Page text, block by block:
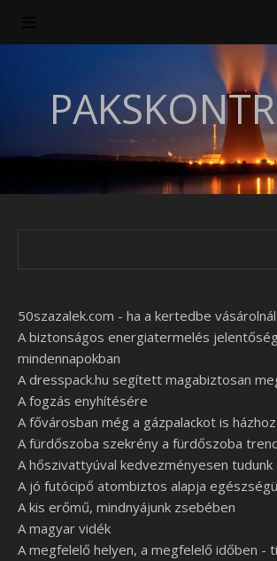
50szazalek.com - ha a kertedbe
A biztonságos energiatermelés
mindennapokban
A dresspack.hu segített magabiztosan
A fogzás enyhítésére
A fővárosban még a gázpalackot is
A fürdőszoba szekrény a fürdőszoba
A hőszivattyúval kedvezményesen
A jó futócipő atombiztos alapja
A kis erőmű, mindnyájunk zsebében
A magyar vidék
A megfelelő helyen, a megfelelő időben -